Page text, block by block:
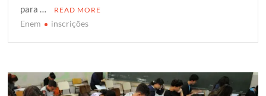
r
o
o
A
p
e
para …
READ MORE
Enem inscrições